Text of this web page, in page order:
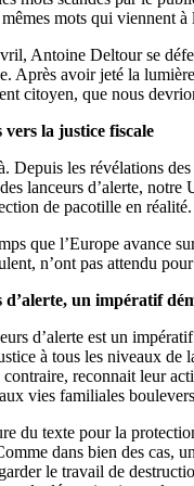
mots qui viennent
Antoine Deltour se
Après avoir jeté la
citoyen, que nous
vers la justice fiscale
Depuis les révélations
lanceurs d’alerte,
de pacotille en réalité.
que l’Europe avance
n’ont pas attendu
d’alerte, un impératif
d’alerte est un
à tous les niveaux de
reconnait leur
vies familiales
du texte pour la
dans bien des cas,
le travail de